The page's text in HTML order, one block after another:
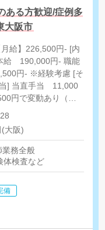
ある方歓迎/症例多
大阪市
給 190,000円- 職能
円- ※経験考慮 [そ
] 当直手当 11,000
円で変動あり（経
） 家族手当 配偶
円 子1名につき
※規定あり 住宅手
円 ※規定あり
上限30,000円
大阪)
業務全般
体検査など
備